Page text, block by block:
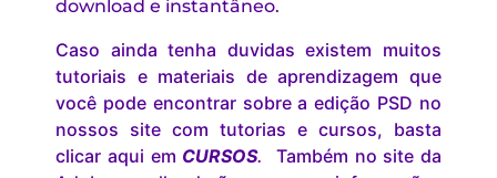
download e instantâneo.
Caso ainda tenha duvidas existem muitos
tutoriais e materiais de aprendizagem que
você pode encontrar sobre a edição PSD no
nossos site com tutorias e cursos, basta
clicar aqui em CURSOS.
Também no site da